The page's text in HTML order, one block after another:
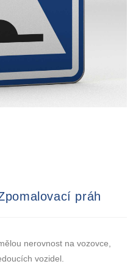
práh
nerovnost na vozovce,
vozidel.